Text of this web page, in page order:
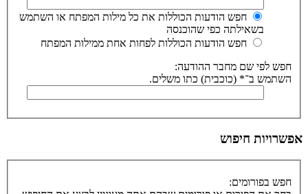
חפש הודעות הכוללות את כל מילות המפתח או השתמש
בשאילתה כפי שהוכנסה
חפש הודעות הכוללות לפחות אחת ממילות המפתח
חפש לפי שם מחבר ההודעה:
השתמש ב־* (כוכבית) כתו משלים.
אפשרויות חיפוש
חפש בפורומים: